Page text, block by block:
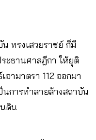
ทรงเสวยราชย์ ก็มี
ะธานศาลฎีกา ให้ยุติ
อามาตรา 112 ออกมา
นการทำลายล้างสถาบัน
ดิน